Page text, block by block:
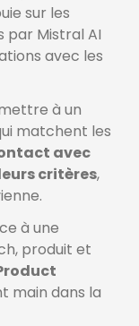
sur les
par Mistral AI
avec les
à un
matchent les
avec
critères,
à une
produit et
main dans la